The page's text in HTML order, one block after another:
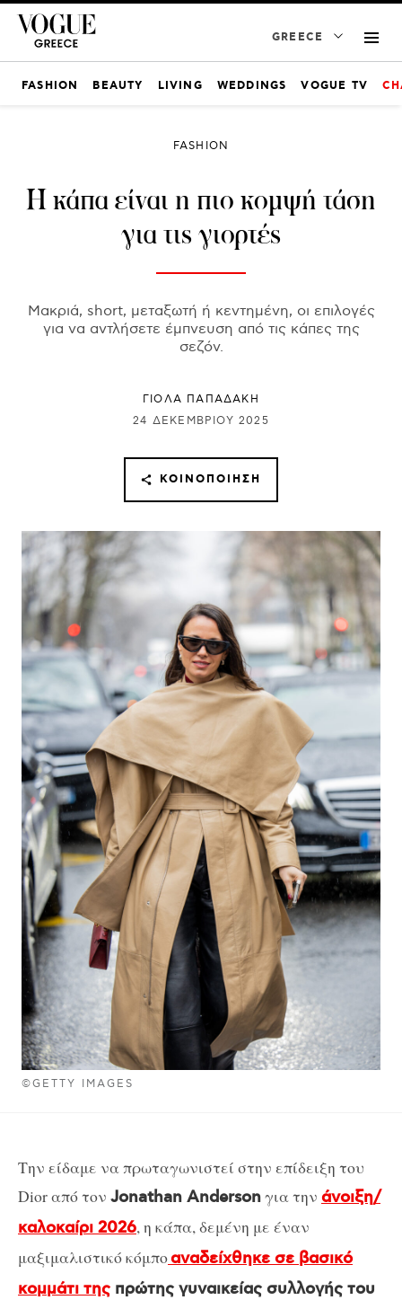
GREECE
FASHION BEAUTY LIVING WEDDINGS VOGUE TV
©GETTY IMAGES
FASHION
Η κάπα είναι η πιο κομψή τάση
για τις γιορτές
Μακριά, short, μεταξωτή ή κεντημένη, οι επιλογές
για να αντλήσετε έμπνευση από τις κάπες της
σεζόν.
ΓΙΌΛΑ ΠΑΠΑΔΆΚΗ
24 ΔΕΚΕΜΒΡΊΟΥ 2025
ΚΟΙΝΟΠΟΊΗΣΗ
Την είδαμε να πρωταγωνιστεί στην επίδειξη του
Dior από τον Jonathan Andersonγια την άνοιξη/
καλοκαίρι 2026, η κάπα, δεμένη με έναν
μαξιμαλιστικό κόμποαναδείχθηκε σε βασικό
κομμάτι της πρώτης γυναικείας συλλογής του